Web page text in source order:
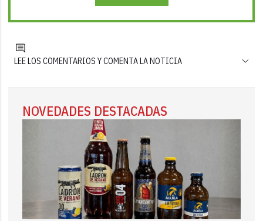
LEE LOS COMENTARIOS Y COMENTA LA NOTICIA
NOVEDADES DESTACADAS